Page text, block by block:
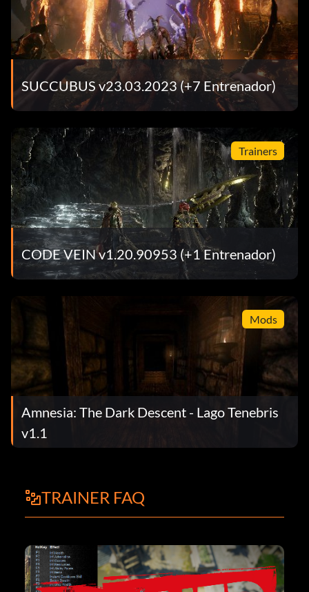
SUCCUBUS v23.03.2023 (+7 Entrenador)
Trainers
CODE VEIN v1.20.90953 (+1 Entrenador)
Mods
Amnesia: The Dark Descent - Lago Tenebris
v1.1
TRAINER FAQ